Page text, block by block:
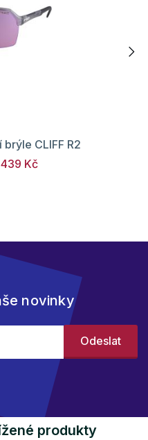
CLIFF R2
439 Kč
novinky
produkty